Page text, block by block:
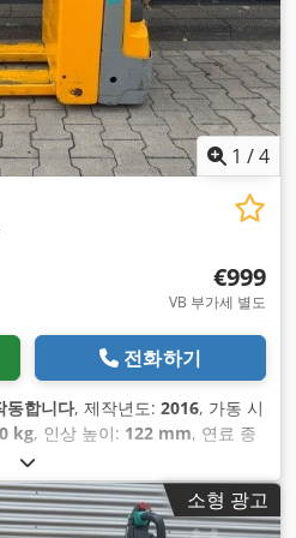
1 /4
€999
VB 부가세 별도
전화하기
동합니다, 제작년도: 2016, 가동 시
kg, 인상 높이: 122 mm, 연료 종
, 포크 길이:
, 구동 방식:Elektro, 건설 폭:
소형 광고